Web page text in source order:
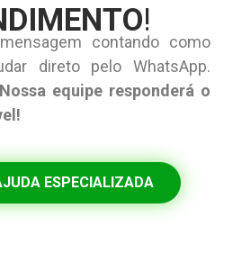
!
contando como
direto pelo WhatsApp.
equipe responderá o
ESPECIALIZADA